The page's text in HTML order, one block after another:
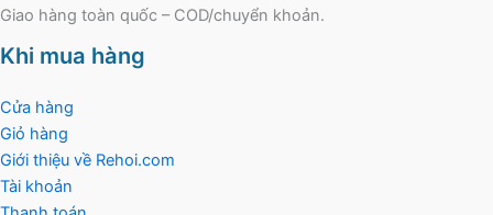
Giao hàng toàn quốc – COD/chuyển khoản.
Khi mua hàng
Cửa hàng
Giỏ hàng
Giới thiệu về Rehoi.com
Tài khoản